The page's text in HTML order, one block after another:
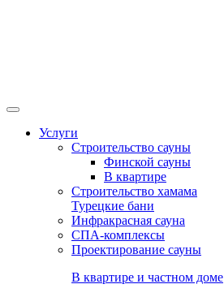
Услуги
Строительство сауны
Финской сауны
В квартире
Строительство хамама
Турецкие бани
Инфракрасная сауна
СПА-комплексы
Проектирование сауны
В квартире и частном доме